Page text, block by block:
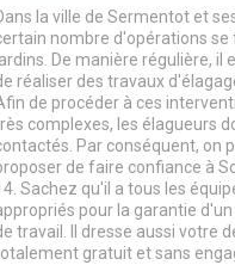
la ville de Sermentot et
nombre d'opérations se
De manière régulière, il
réaliser des travaux
de procéder à ces
complexes, les élagueurs
Par conséquent, on
de faire confiance à
Sachez qu'il a tous les
pour la garantie
travail. Il dresse aussi votre
gratuit et sans